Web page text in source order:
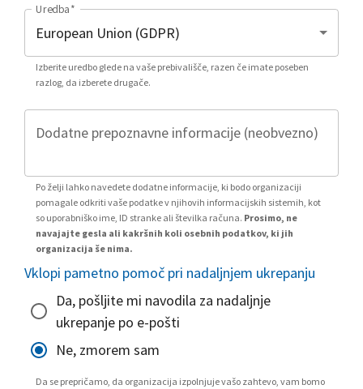
Uredba*
Izberite uredbo glede na vaše prebivališče, razen če imate poseben
razlog, da izberete drugače.
Dodatne prepoznavne informacije (neobvezno)
Po želji lahko navedete dodatne informacije, ki bodo organizaciji
pomagale odkriti vaše podatke v njihovih informacijskih sistemih, kot
so uporabniško ime, ID stranke ali številka računa. Prosimo, ne
navajajte gesla ali kakršnih koli osebnih podatkov, ki jih
organizacija še nima.
Vklopi pametno pomoč pri nadaljnjem ukrepanju
Da, pošljite mi navodila za nadaljnje
ukrepanje po e-pošti
Ne, zmorem sam
Da se prepričamo, da organizacija izpolnjuje vašo zahtevo, vam bomo